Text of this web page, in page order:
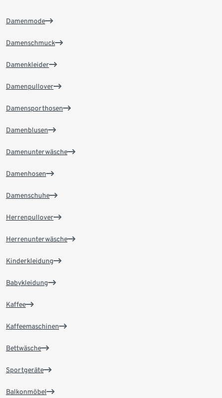
Damenmode
Damenschmuck
Damenkleider
Damenpullover
Damensporthosen
Damenblusen
Damenunterwäsche
Damenhosen
Damenschuhe
Herrenpullover
Herrenunterwäsche
Kinderkleidung
Babykleidung
Kaffee
Kaffeemaschinen
Bettwäsche
Sportgeräte
Balkonmöbel